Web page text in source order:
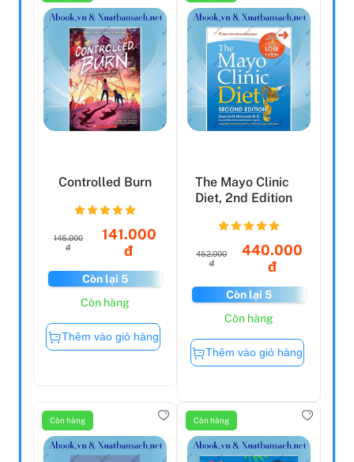
Controlled Burn
145.000
đ
141.000
đ
Còn lại 5
Còn hàng
Thêm vào giỏ hàng
The Mayo Clinic
Diet, 2nd Edition
452.000
đ
440.000
đ
Còn lại 5
Còn hàng
Thêm vào giỏ hàng
Còn hàng Còn hàng